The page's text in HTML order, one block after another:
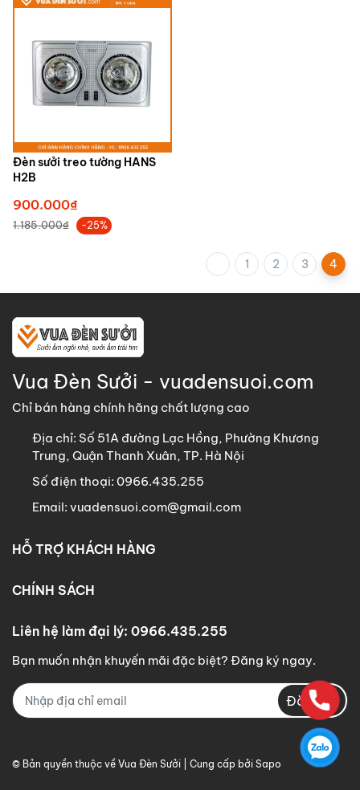
Đèn sưởi treo tường HANS
H2B
900.000₫
1.185.000₫ -25%
1 2 3 4
Vua Đèn Sưởi - vuadensuoi.com
Chỉ bán hàng chính hãng chất lượng cao
Địa chỉ: Số 51A đường Lạc Hồng, Phường Khương
Trung, Quận Thanh Xuân, TP. Hà Nội
Số điện thoại: 0966.435.255
Email: vuadensuoi.com@gmail.com
HỖ TRỢ KHÁCH HÀNG
CHÍNH SÁCH
Liên hệ làm đại lý: 0966.435.255
Bạn muốn nhận khuyến mãi đặc biệt? Đăng ký ngay.
Đăng ký
© Bản quyền thuộc về Vua Đèn Sưởi | Cung cấp bởi Sapo